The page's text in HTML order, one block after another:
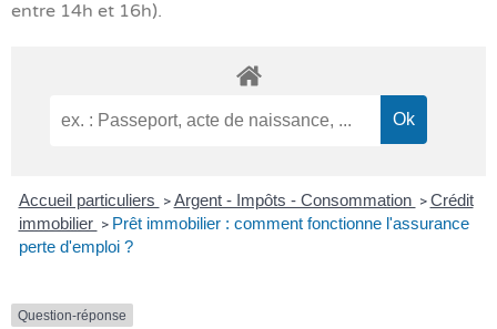
entre 14h et 16h).
Accueil particuliers > Argent - Impôts - Consommation > Crédit
immobilier > Prêt immobilier : comment fonctionne l'assurance
perte d'emploi ?
Question-réponse